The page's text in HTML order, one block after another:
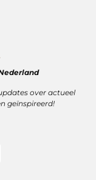
over actueel
geïnspireerd!